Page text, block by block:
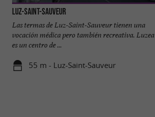
Luz-Saint-Sauveur
Las termas de Luz-Saint-Sauveur tienen una
vocación médica pero también recreativa. Luzea
es un centro de ...
55 m - Luz-Saint-Sauveur